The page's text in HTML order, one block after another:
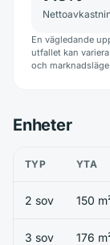
En vägledande
utfallet kan
och marknadsläge.
Enheter
TYP YTA
2 sov 150
3 sov 176